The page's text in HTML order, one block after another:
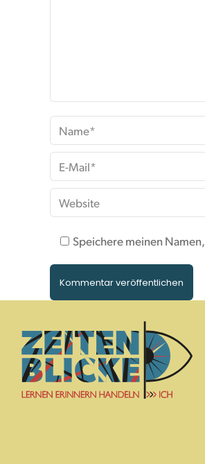
Name *
E-Mail *
Website
Speichere meinen
Kommentar veröffentlichen